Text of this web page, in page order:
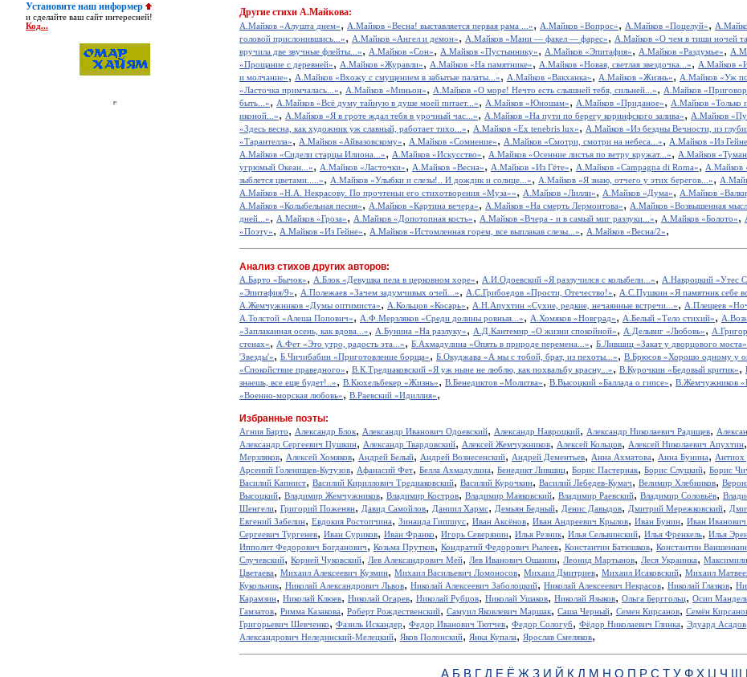
Установите наш информер
и сделайте ваш сайт интересней!
Код...
Другие стихи А.Майкова:
А.Майков «Алушта днем», А.Майков «Весна! выставляется первая рама ...», А.Майков «Вопрос», А.Майков «Поцелуй»,
головой прислонившись...», А.Майков «Ангел и демон», А.Майков «Мани — факел — фарес», А.Майков «О чем в тиши ночей
вручила две звучные флейты...», А.Майков «Сон», А.Майков «Пустыннику», А.Майков «Эпитафия», А.Майков «Раздумье»,
«Прощание с деревней», А.Майков «Журавли», А.Майков «На памятнике», А.Майков «Новая, светлая звездочка...», А.Майков
и молчание», А.Майков «Вхожу с смущением в забытые палаты...», А.Майков «Вакханка», А.Майков «Жизнь», А.Майков «Уж
«Ласточка примчалась...», А.Майков «Миньон», А.Майков «О море! Нечто есть слышней тебя, сильней...», А.Майков
быть...», А.Майков «Всё думу тайную в душе моей питает...», А.Майков «Юношам», А.Майков «Приданое», А.Майков «Только
иконой...», А.Майков «Я в гроте ждал тебя в урочный час...», А.Майков «На пути по берегу коринфского залива», А.Майков
«Здесь весна, как художник уж славный, работает тихо...», А.Майков «Ex tenebris lux», А.Майков «Из бездны Вечности, из
«Тарантелла», А.Майков «Айвазовскому», А.Майков «Сомнение», А.Майков «Смотри, смотри на небеса...», А.Майков «Из
А.Майков «Сидели старцы Илиона...», А.Майков «Искусство», А.Майков «Осенние листья по ветру кружат...», А.Майков
угрюмый Океан...», А.Майков «Ласточки», А.Майков «Весна», А.Майков «Из Гёте», А.Майков «Campagna di Roma», А.Майков
зыблется цветами.....», А.Майков «Улыбки и слезы!.. И дождик и солнце...», А.Майков «Я знаю, отчего у этих берегов...»,
А.Майков «Н.А. Некрасову. По прочтеньи его стихотворения «Муза»», А.Майков «Лилли», А.Майков «Дума», А.Майков
А.Майков «Колыбельная песня», А.Майков «Картина вечера», А.Майков «На смерть Лермонтова», А.Майков «Возвышенная
дней...», А.Майков «Гроза», А.Майков «Допотопная кость», А.Майков «Вчера - и в самый миг разлуки...», А.Майков «Болото»,
«Поэту», А.Майков «Из Гейне», А.Майков «Истомленная горем, все выплакав слезы...», А.Майков «Весна/2»,
Анализ стихов других авторов:
А.Барто «Бычок», А.Блок «Девушка пела в церковном хоре», А.И.Одоевский «Я разлучился с колыбели...», А.Навроцкий «Утес
«Эпитафия/9», А.Полежаев «Зачем задумчивых очей...», А.С.Грибоедов «Прости, Отечество!», А.С.Пушкин «Я памятник себе
А.Жемчужников «Думы оптимиста», А.Кольцов «Косарь», А.Н.Апухтин «Сухие, редкие, нечаянные встречи...», А.Плещеев
А.Толстой «Алеша Попович», А.Ф.Мерзляков «Среди долины ровныя...», А.Хомяков «Новград», А.Белый «Тело стихий»,
«Заплаканная осень, как вдова...», А.Бунина «На разлуку», А.Д.Кантемир «О жизни спокойной», А.Дельвиг «Любовь»,
стенах», А.Фет «Это утро, радость эта...», Б.Ахмадулина «Опять в природе перемена...», Б.Лившиц «Закат у дворцового моста»
'Звезды'», Б.Чичибабин «Приготовление борща», Б.Окуджава «А мы с тобой, брат, из пехоты...», В.Брюсов «Хорошо одному у
«Спокойствие праведного», В.К.Тредиаковский «Я уж ныне не люблю, как похвальбу красну...», В.Курочкин «Бедовый критик»,
знаешь, все еще будет!..», В.Кюхельбекер «Жизнь», В.Бенедиктов «Молитва», В.Высоцкий «Баллада о гипсе», В.Жемчужников
«Военно-морская любовь», В.Раевский «Идиллия»,
Избранные поэты:
Агния Барто, Александр Блок, Александр Иванович Одоевский, Александр Навроцкий, Александр Николаевич Радищев,
Александр Сергеевич Пушкин, Александр Твардовский, Алексей Жемчужников, Алексей Кольцов, Алексей Николаевич Апухтин,
Мерзляков, Алексей Хомяков, Андрей Белый, Андрей Вознесенский, Андрей Дементьев, Анна Ахматова, Анна Бунина, Антиох
Арсений Голенищев-Кутузов, Афанасий Фет, Белла Ахмадулина, Бенедикт Лившиц, Борис Пастернак, Борис Слуцкий, Борис
Василий Капнист, Василий Кириллович Тредиаковский, Василий Курочкин, Василий Лебедев-Кумач, Велимир Хлебников,
Высоцкий, Владимир Жемчужников, Владимир Костров, Владимир Маяковский, Владимир Раевский, Владимир Соловьёв,
Шенгели, Григорий Поженян, Давид Самойлов, Даниил Хармс, Демьян Бедный, Денис Давыдов, Дмитрий Мережковский,
Евгений Забелин, Евдокия Ростопчина, Зинаида Гиппиус, Иван Аксёнов, Иван Андреевич Крылов, Иван Бунин, Иван
Сергеевич Тургенев, Иван Суриков, Иван Франко, Игорь Северянин, Илья Резник, Илья Сельвинский, Илья Френкель, Илья
Ипполит Федорович Богданович, Козьма Прутков, Кондратий Федорович Рылеев, Константин Батюшков, Константин Ваншенкин
Случевский, Корней Чуковский, Лев Александрович Мей, Лев Иванович Ошанин, Леонид Мартынов, Леся Украинка,
Цветаева, Михаил Алексеевич Кузмин, Михаил Васильевич Ломоносов, Михаил Дмитриев, Михаил Исаковский, Михаил
Кукольник, Николай Александрович Львов, Николай Алексеевич Заболоцкий, Николай Алексеевич Некрасов, Николай Глазков,
Карамзин, Николай Клюев, Николай Огарев, Николай Рубцов, Николай Ушаков, Николай Языков, Ольга Берггольц, Осип
Гамзатов, Римма Казакова, Роберт Рождественский, Самуил Яковлевич Маршак, Саша Черный, Семен Кирсанов, Семён
Григорьевич Шевченко, Фазиль Искандер, Федор Иванович Тютчев, Федор Сологуб, Фёдор Николаевич Глинка, Эдуард Асадов
Александрович Нелединский-Мелецкий, Яков Полонский, Янка Купала, Ярослав Смеляков,
А Б В Г Д Е Ё Ж З И Й К Л М Н О П Р С Т У Ф Х Ц Ч Ш